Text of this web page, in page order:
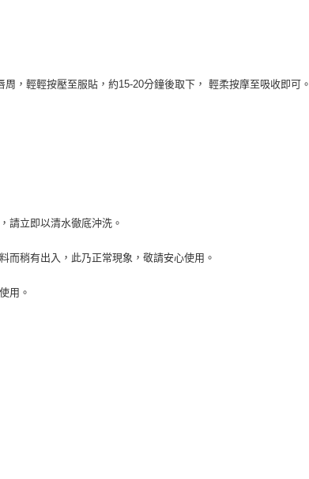
，輕輕按壓至服貼，約15-20分鐘後取下， 輕柔按摩至吸收即可。
請立即以清水徹底沖洗。
稍有出入，此乃正常現象，敬請安心使用。
用。